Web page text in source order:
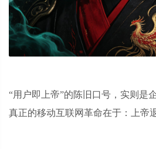
“用户即上帝”的陈旧口号，实则是
真正的移动互联网革命在于：上帝